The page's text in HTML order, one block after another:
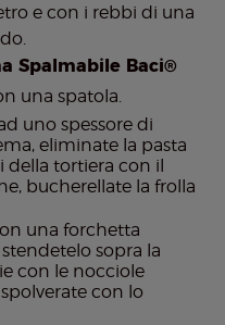
e con i rebbi di una
Spalmabile Baci®
una spatola.
uno spessore di
eliminate la pasta
della tortiera con il
bucherellate la frolla
una forchetta
sopra la
con le nocciole
con lo